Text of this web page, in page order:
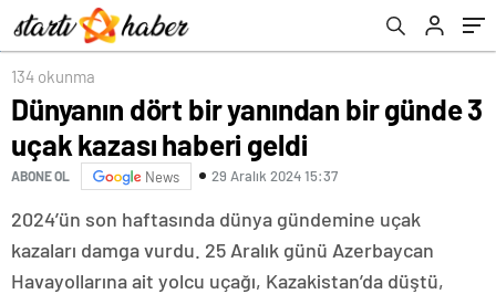
134 okunma
Dünyanın dört bir yanından bir günde 3
uçak kazası haberi geldi
ABONE OL News 29 Aralık 2024 15:37
2024’ün son haftasında dünya gündemine uçak
kazaları damga vurdu. 25 Aralık günü Azerbaycan
Havayollarına ait yolcu uçağı, Kazakistan’da düştü,